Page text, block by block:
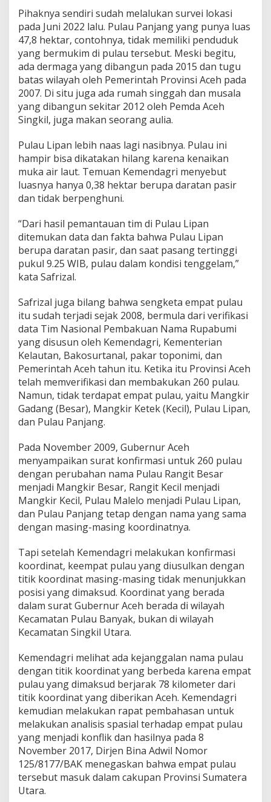
Pihaknya sendiri sudah melalukan survei lokasi
pada Juni 2022 lalu. Pulau Panjang yang punya luas
47,8 hektar, contohnya, tidak memiliki penduduk
yang bermukim di pulau tersebut. Meski begitu,
ada dermaga yang dibangun pada 2015 dan tugu
batas wilayah oleh Pemerintah Provinsi Aceh pada
2007. Di situ juga ada rumah singgah dan musala
yang dibangun sekitar 2012 oleh Pemda Aceh
Singkil, juga makan seorang aulia.
Pulau Lipan lebih naas lagi nasibnya. Pulau ini
hampir bisa dikatakan hilang karena kenaikan
muka air laut. Temuan Kemendagri menyebut
luasnya hanya 0,38 hektar berupa daratan pasir
dan tidak berpenghuni.
“Dari hasil pemantauan tim di Pulau Lipan
ditemukan data dan fakta bahwa Pulau Lipan
berupa daratan pasir, dan saat pasang tertinggi
pukul 9.25 WIB, pulau dalam kondisi tenggelam,”
kata Safrizal.
Safrizal juga bilang bahwa sengketa empat pulau
itu sudah terjadi sejak 2008, bermula dari verifikasi
data Tim Nasional Pembakuan Nama Rupabumi
yang disusun oleh Kemendagri, Kementerian
Kelautan, Bakosurtanal, pakar toponimi, dan
Pemerintah Aceh tahun itu. Ketika itu Provinsi Aceh
telah memverifikasi dan membakukan 260 pulau.
Namun, tidak terdapat empat pulau, yaitu Mangkir
Gadang (Besar), Mangkir Ketek (Kecil), Pulau Lipan,
dan Pulau Panjang.
Pada November 2009, Gubernur Aceh
menyampaikan surat konfirmasi untuk 260 pulau
dengan perubahan nama Pulau Rangit Besar
menjadi Mangkir Besar, Rangit Kecil menjadi
Mangkir Kecil, Pulau Malelo menjadi Pulau Lipan,
dan Pulau Panjang tetap dengan nama yang sama
dengan masing-masing koordinatnya.
Tapi setelah Kemendagri melakukan konfirmasi
koordinat, keempat pulau yang diusulkan dengan
titik koordinat masing-masing tidak menunjukkan
posisi yang dimaksud. Koordinat yang berada
dalam surat Gubernur Aceh berada di wilayah
Kecamatan Pulau Banyak, bukan di wilayah
Kecamatan Singkil Utara.
Kemendagri melihat ada kejanggalan nama pulau
dengan titik koordinat yang berbeda karena empat
pulau yang dimaksud berjarak 78 kilometer dari
titik koordinat yang diberikan Aceh. Kemendagri
kemudian melakukan rapat pembahasan untuk
melakukan analisis spasial terhadap empat pulau
yang menjadi konflik dan hasilnya pada 8
November 2017, Dirjen Bina Adwil Nomor
125/8177/BAK menegaskan bahwa empat pulau
tersebut masuk dalam cakupan Provinsi Sumatera
Utara.